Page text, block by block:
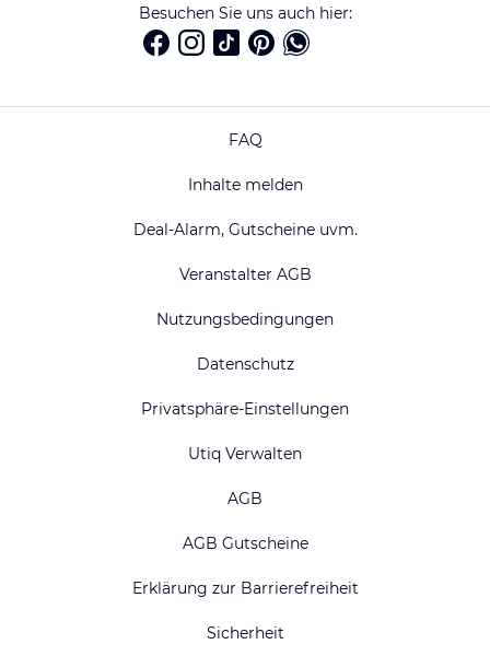
Besuchen Sie uns auch hier:
FAQ
Inhalte melden
Deal-Alarm, Gutscheine uvm.
Veranstalter AGB
Nutzungsbedingungen
Datenschutz
Privatsphäre-Einstellungen
Utiq Verwalten
AGB
AGB Gutscheine
Erklärung zur Barrierefreiheit
Sicherheit